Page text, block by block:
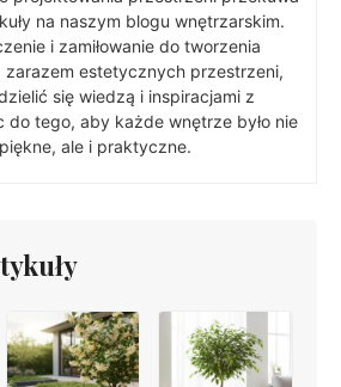
na naszym blogu wnętrzarskim.
i zamiłowanie do tworzenia
zarazem estetycznych przestrzeni,
się wiedzą i inspiracjami z
do tego, aby każde wnętrze było nie
ale i praktyczne.